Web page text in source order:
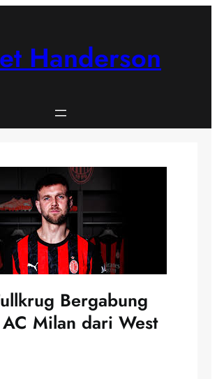
Handerson
Bergabung
Milan dari West